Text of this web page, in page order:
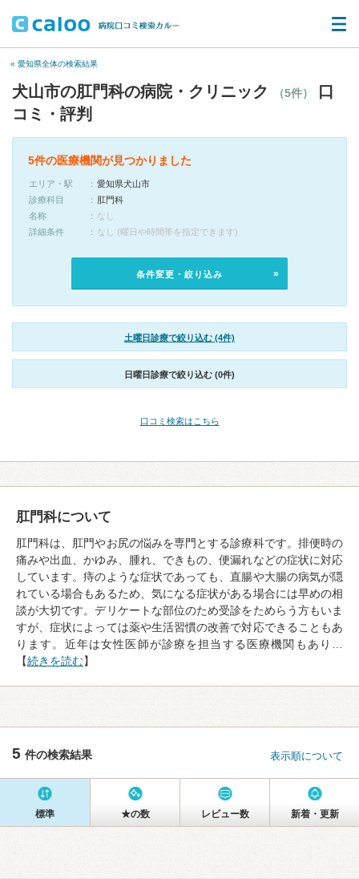
« 愛知県全体の検索結果
犬山市の肛門科の病院・クリニック （5件）
口
コミ・評判
5件の医療機関が見つかりました
エリア・駅
愛知県犬山市
診療科目
肛門科
名称
なし
詳細条件
なし (曜日や時間帯を指定できます)
条件変更・絞り込み
土曜日診療で絞り込む (4件)
日曜日診療で絞り込む (0件)
口コミ検索はこちら
肛門科について
肛門科は、肛門やお尻の悩みを専門とする診療科です。排便時の
痛みや出血、かゆみ、腫れ、できもの、便漏れなどの症状に対応
しています。痔のような症状であっても、直腸や大腸の病気が隠
れている場合もあるため、気になる症状がある場合には早めの相
談が大切です。デリケートな部位のため受診をためらう方もいま
すが、症状によっては薬や生活習慣の改善で対応できることもあ
ります。近年は女性医師が診療を担当する医療機関もあり…
【続きを読む】
5 件の検索結果 表示順について
標準 ★の数 レビュー数 新着・更新